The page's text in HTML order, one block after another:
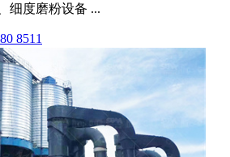
细度磨粉设备 ...
8511